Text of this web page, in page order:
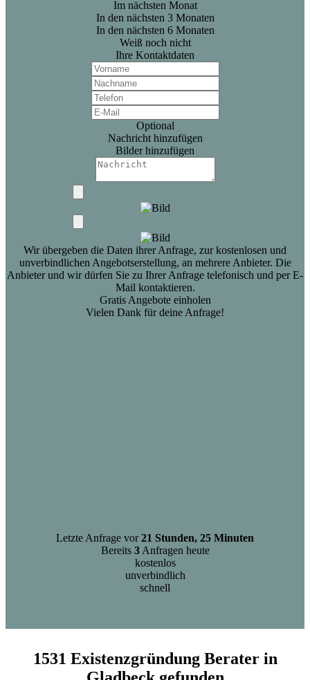
Im nächsten Monat
In den nächsten 3 Monaten
In den nächsten 6 Monaten
Weiß noch nicht
Ihre Kontaktdaten
Optional
Nachricht hinzufügen
Bilder hinzufügen
Wir übergeben die Daten ihrer Anfrage, zur kostenlosen und
unverbindlichen Angebotserstellung, an mehrere Anbieter. Die
Anbieter und wir dürfen Sie zu Ihrer Anfrage telefonisch und per E-
Mail kontaktieren.
Gratis Angebote einholen
Vielen Dank für deine Anfrage!
Letzte Anfrage vor21 Stunden, 25 Minuten
Bereits 3Anfragen heute
kostenlos
unverbindlich
schnell
1531 Existenzgründung Berater in